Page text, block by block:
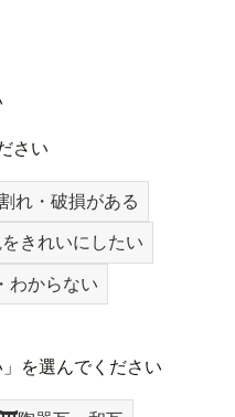
さい
れ・破損がある
きれいにしたい
わからない
を選んでください